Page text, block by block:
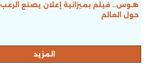
هـوس.. فيلم بميزانية إعلان يصنع الرعب
حول العالم
المزيد